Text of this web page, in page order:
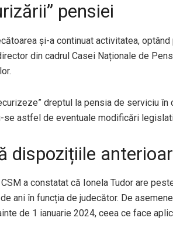
pensiei
și-a continuat activitatea,
din cadrul Casei Naționale de
dreptul la pensia de serviciu
astfel de eventuale modificări
dispozițiile
a constatat că Ionela Tudor are
ani în funcția de judecător. De
de 1 ianuarie 2024, ceea ce face